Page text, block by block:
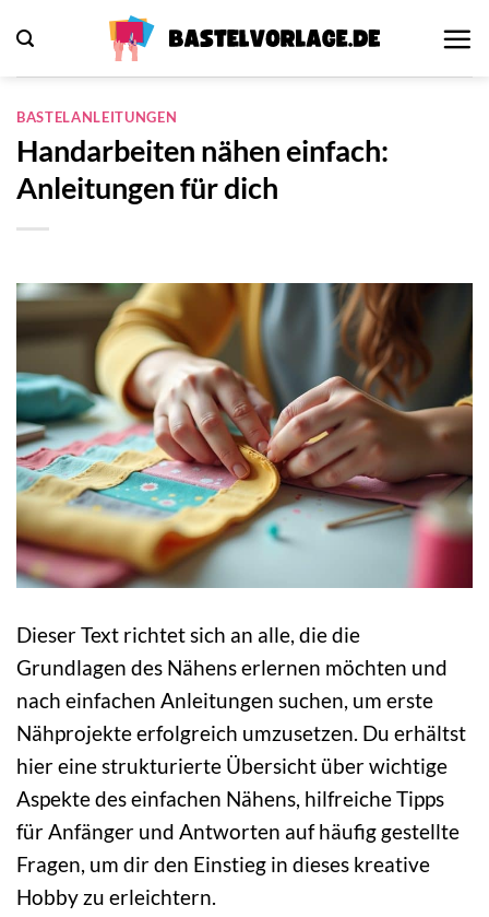
Inhalt
springen
BASTELANLEITUNGEN
Handarbeiten nähen einfach:
Anleitungen für dich
Dieser Text richtet sich an alle, die die
Grundlagen des Nähens erlernen möchten und
nach einfachen Anleitungen suchen, um erste
Nähprojekte erfolgreich umzusetzen. Du erhältst
hier eine strukturierte Übersicht über wichtige
Aspekte des einfachen Nähens, hilfreiche Tipps
für Anfänger und Antworten auf häufig gestellte
Fragen, um dir den Einstieg in dieses kreative
Hobby zu erleichtern.